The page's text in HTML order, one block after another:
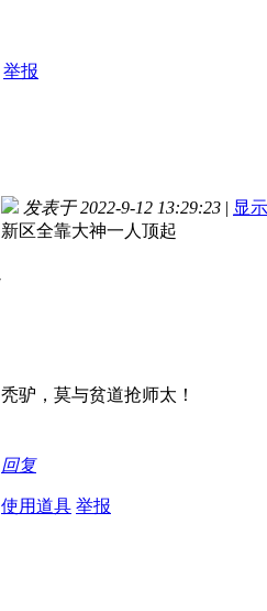
举报
发表于 2022-9-12 13:29:23 | 显
新区全靠大神一人顶起
秃驴，莫与贫道抢师太！
回复
使用道具 举报